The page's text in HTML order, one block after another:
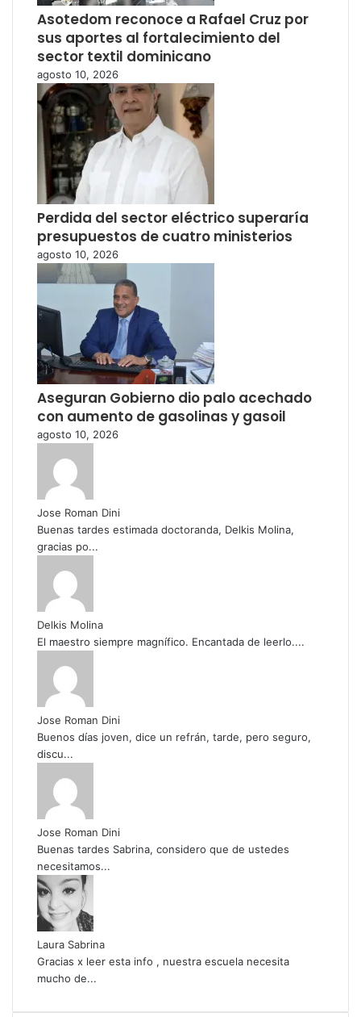
Asotedom reconoce a Rafael Cruz por
sus aportes al fortalecimiento del
sector textil dominicano
agosto 10, 2026
Perdida del sector eléctrico superaría
presupuestos de cuatro ministerios
agosto 10, 2026
Aseguran Gobierno dio palo acechado
con aumento de gasolinas y gasoil
agosto 10, 2026
Jose Roman Dini
Buenas tardes estimada doctoranda, Delkis Molina,
gracias po...
Delkis Molina
El maestro siempre magnífico. Encantada de leerlo....
Jose Roman Dini
Buenos días joven, dice un refrán, tarde, pero seguro,
discu...
Jose Roman Dini
Buenas tardes Sabrina, considero que de ustedes
necesitamos...
Laura Sabrina
Gracias x leer esta info , nuestra escuela necesita
mucho de...